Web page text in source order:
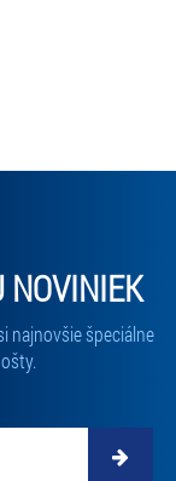
NOVINIEK
najnovšie špeciálne